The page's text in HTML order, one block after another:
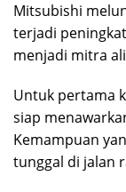
Mitsubishi
terjadi
menjadi mitra
Untuk pertama
siap
Kemampuan
tunggal di jalan